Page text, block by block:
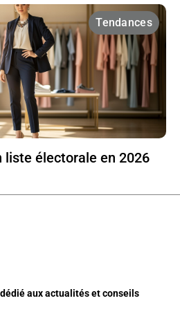
Tendances
liste électorale en 2026
aux actualités et conseils